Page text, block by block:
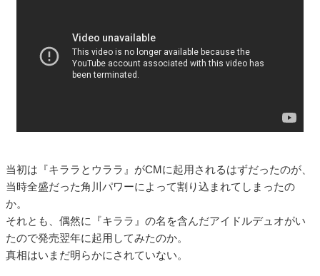
当初は『キララとウララ』がCMに起用されるはずだったのが、
当時全盛だった角川パワーによって割り込まれてしまったの
か。
それとも、偶然に『キララ』の名を含んだアイドルデュオがい
たので発売翌年に起用してみたのか。
真相はいまだ明らかにされていない。